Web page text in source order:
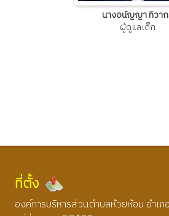
นางอนัญญา ทิวา
ผู้ดูแลเด็ก
ที่ตั้ง
องค์การบริหารส่วนตำบลห้วยห้อม อำเ